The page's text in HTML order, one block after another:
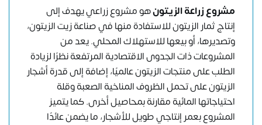
مشروع زراعة الزيتونهو مشروع زراعي يهدف إلى
إنتاج ثمار الزيتون للاستفادة منها في صناعة زيت الزيتون،
وتصديرها، أو بيعها للاستهلاك المحلي. يعد من
المشروعات ذات الجدوى الاقتصادية المرتفعة نظرًا لزيادة
الطلب على منتجات الزيتون عالميًا، إضافة إلى قدرة أشجار
الزيتون على تحمل الظروف المناخية الصعبة وقلة
احتياجاتها المائية مقارنة بمحاصيل أخرى. كما يتميز
المشروع بعمر إنتاجي طويل للأشجار، ما يضمن عائدًا